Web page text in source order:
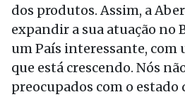
dos produtos. Assim, a
expandir a sua atuação no
um País interessante, com
que está crescendo. Nós
preocupados com o estado